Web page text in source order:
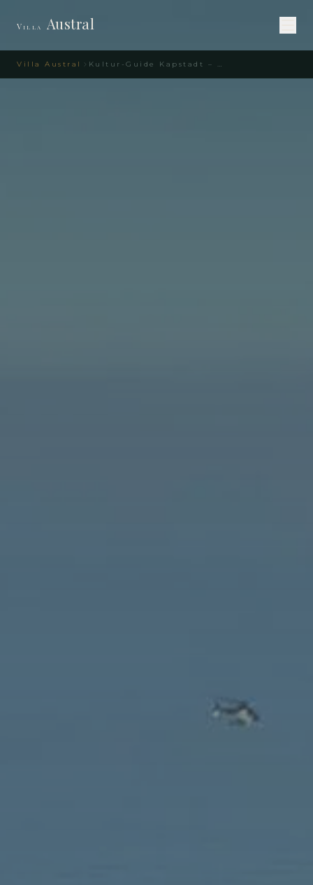
Villa Austral Kultur-Guide Kapstadt – Museen & Galerien
Villa Austral